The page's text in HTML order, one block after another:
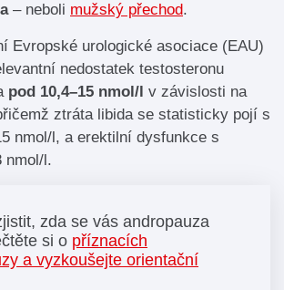
– neboli mužský přechod.
Evropské urologické asociace (EAU)
nedostatek testosteronu
pod 10,4–15 nmol/l v závislosti na
ztráta libida se statisticky pojí s
nmol/l, a erektilní dysfunkce s
nmol/l.
zda se vás andropauza
si o příznacích
a vyzkoušejte orientační